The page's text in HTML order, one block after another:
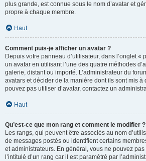
plus grande, est connue sous le nom d’avatar et
propre à chaque membre.
Haut
Comment puis-je afficher un avatar ?
Depuis votre panneau d’utilisateur, dans l’onglet «
un avatar en utilisant l’une des quatre méthodes
galerie, distant ou importé. L’administrateur du
avatars et décider de la manière dont ils sont mis à
pouvez pas utiliser d’avatar, contactez un
Haut
Qu’est-ce que mon rang et comment le modifier ?
Les rangs, qui peuvent être associés au nom
de messages postés ou identifient certains
et administrateurs. En général, vous ne pouvez
l’intitulé d’un rang car il est paramétré par